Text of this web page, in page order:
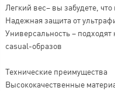
Легкий вес– вы забудете, что
Надежная защита от
Универсальность –
casual-образов
Технические преимущества
Высококачественные